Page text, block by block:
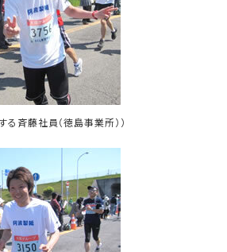
る斉藤社員（徳島事業所））